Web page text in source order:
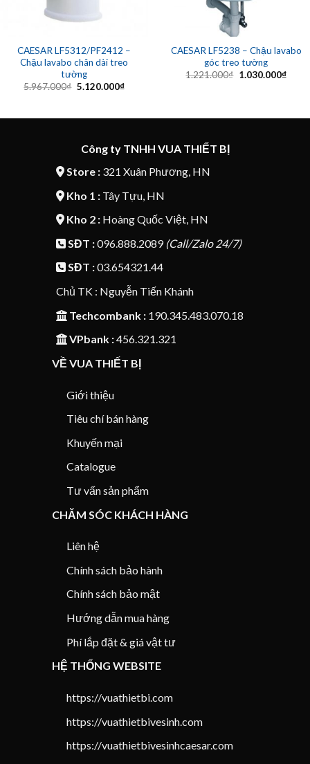
CAESAR LF5312/PF2412 –
Chậu lavabo chân dài treo
tường
5.967.000₫ Giá
5.120.000₫Giá
5.120.000₫.
CAESAR LF5238 – Chậu lavabo
góc treo tường
1.221.000₫ Giá
1.030.000₫Giá
Công ty TNHH VUA THIẾT BỊ
Store :321 Xuân Phương, HN
Kho 1 :Tây Tựu, HN
Kho 2 :Hoàng Quốc Việt, HN
SĐT :096.888.2089 (Call/Zalo 24/7)
SĐT :03.654321.44
Chủ TK : Nguyễn Tiến Khánh
Techcombank :190.345.483.070.18
VPbank :456.321.321
VỀ VUA THIẾT BỊ
Giới thiệu
Tiêu chí bán hàng
Khuyến mại
Catalogue
Tư vấn sản phẩm
CHĂM SÓC KHÁCH HÀNG
Liên hệ
Chính sách bảo hành
Chính sách bảo mật
Hướng dẫn mua hàng
Phí lắp đặt & giá vật tư
HỆ THỐNG WEBSITE
https://vuathietbi.com
https://vuathietbivesinh.com
https://vuathietbivesinhcaesar.com